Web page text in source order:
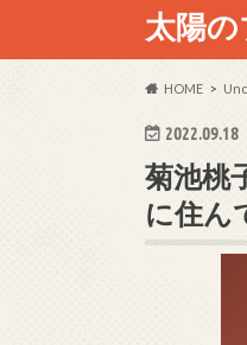
太陽
HOME
2022.09.18
菊池桃
に住ん